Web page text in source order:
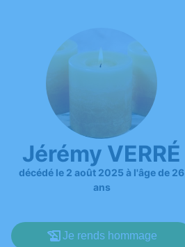
Jérémy VERRÉ
décédé le 2 août 2025 à l'âge de 26
ans
Je rends hommage